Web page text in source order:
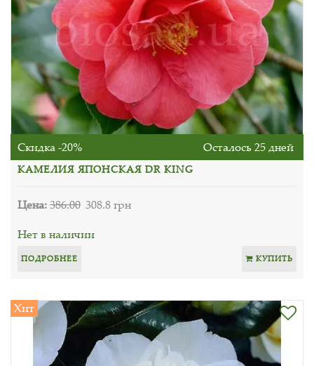
Скидка -20% Осталось 25 дней
КАМЕЛИЯ ЯПОНСКАЯ DR KING
Цена:386.00 308.8 грн
Нет в наличии
ПОДРОБНЕЕ КУПИТЬ
Хит